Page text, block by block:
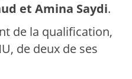
et Amina Saydi.
de la qualification,
de deux de ses